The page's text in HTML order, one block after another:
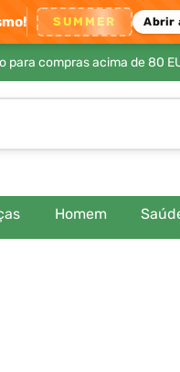
SUMMER Abrir
para compras acima de 80
Homem